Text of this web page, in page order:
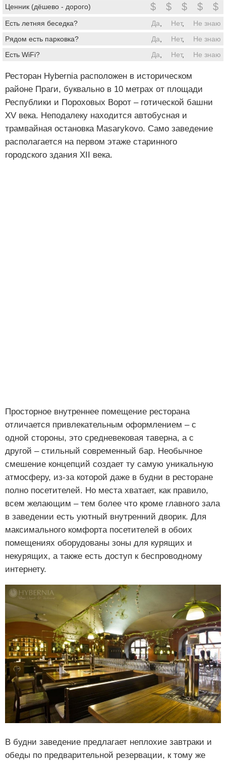
Ценник (дёшево - дорого) $ $ $ $ $
Есть летняя беседка? Да Нет,
Не знаю
Рядом есть парковка?
Да Нет,
Не знаю
Есть WiFi?
Да Нет, Не знаю
Ресторан Hybernia расположен в историческом
районе Праги, буквально в 10 метрах от площади
Республики и Пороховых Ворот – готической башни
XV века. Неподалеку находится автобусная и
трамвайная остановка Masarykovo. Само заведение
располагается на первом этаже старинного
городского здания XII века.
Просторное внутреннее помещение ресторана
отличается привлекательным оформлением – с
одной стороны, это средневековая таверна, а с
другой – стильный современный бар. Необычное
смешение концепций создает ту самую уникальную
атмосферу, из-за которой даже в будни в ресторане
полно посетителей. Но места хватает, как правило,
всем желающим – тем более что кроме главного зала
в заведении есть уютный внутренний дворик. Для
максимального комфорта посетителей в обоих
помещениях оборудованы зоны для курящих и
некурящих, а также есть доступ к беспроводному
интернету.
В будни заведение предлагает неплохие завтраки и
обеды по предварительной резервации, к тому же